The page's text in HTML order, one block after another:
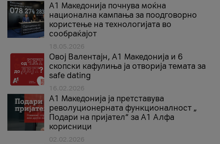
A1 Македонија почнува моќна
национална кампања за поодговорно
користење на технологијата во
сообраќајот
18.05.2026
Овој Валентајн, A1 Македонија и 6
скопски кафулиња ја отворија темата за
safe dating
16.02.2026
А1 Македонија ја претставува
револуционерната функционалност „
Подари на пријател“ за А1 Алфа
корисници
02.02.2026